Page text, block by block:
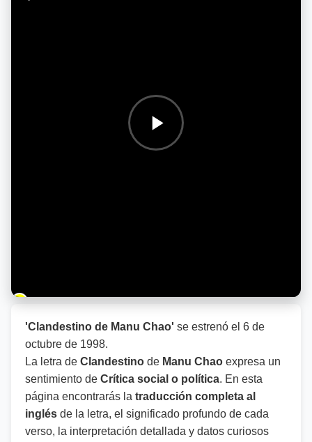
Barra de progreso de la reproducción
'Clandestino de Manu Chao' se estrenó el 6 de
octubre de 1998.
La letra de Clandestino de Manu Chao expresa un
sentimiento de Crítica social o política. En esta
página encontrarás la traducción completa al
inglés de la letra, el significado profundo de cada
verso, la interpretación detallada y datos curiosos